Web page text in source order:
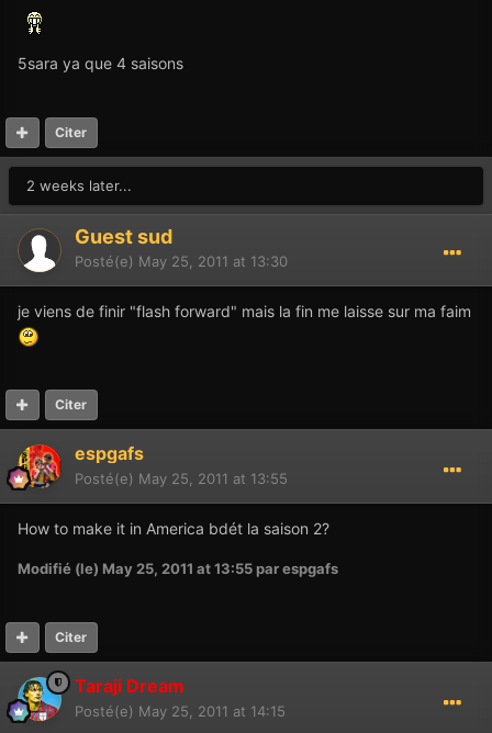
5sara ya que 4 saisons
Citer
2 weeks later...
Guest sud
Posté(e) May 25, 2011 at 13:30
je viens de finir "flash forward" mais la fin me laisse sur ma faim
Citer
espgafs
Posté(e) May 25, 2011 at 13:55
How to make it in America bdét la saison 2?
Modifié (le) May 25, 2011 at 13:55par espgafs
Citer
Taraji Dream
Posté(e) May 25, 2011 at 14:15